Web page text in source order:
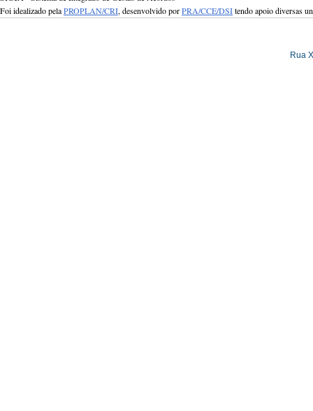
Foi idealizado pelaPROPLAN/CRI, desenvolvido porPRA/CCE/DSItendo apoio diversas
Rua